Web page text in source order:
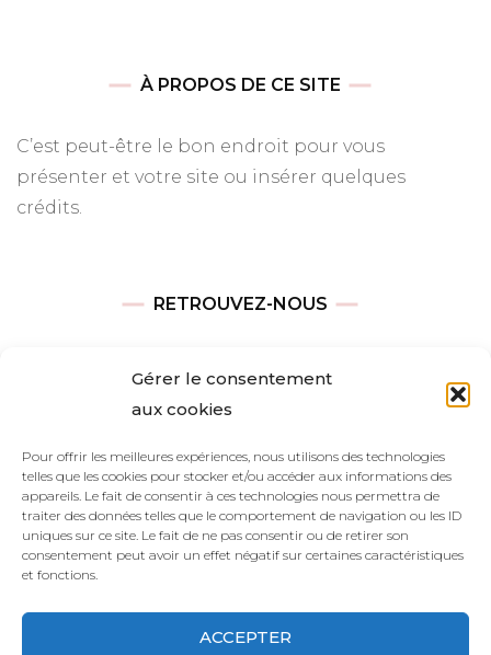
Gérer le consentement
aux cookies
Pour offrir les meilleures expériences, nous utilisons des technologies
telles que les cookies pour stocker et/ou accéder aux informations des
appareils. Le fait de consentir à ces technologies nous permettra de
traiter des données telles que le comportement de navigation ou les ID
uniques sur ce site. Le fait de ne pas consentir ou de retirer son
consentement peut avoir un effet négatif sur certaines caractéristiques
et fonctions.
ACCEPTER
À PROPOS DE CE SITE
C’est peut-être le bon endroit pour vous
présenter et votre site ou insérer quelques
crédits.
RETROUVEZ-NOUS
Heures d’ouverture
Du lundi au vendredi : 9h00—17h00
Les samedi et dimanche : 11h00–15h00